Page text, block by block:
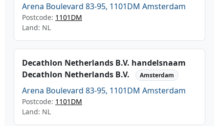
Arena Boulevard 83-95, 1101DM Amsterdam
Postcode: 1101DM
Land: NL
Decathlon Netherlands B.V. handelsnaam
Decathlon Netherlands B.V.
Amsterdam
Arena Boulevard 83-95, 1101DM Amsterdam
Postcode: 1101DM
Land: NL